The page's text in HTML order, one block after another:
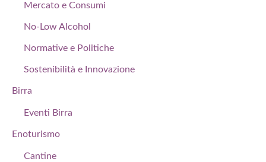
Mercato e Consumi
No-Low Alcohol
Normative e Politiche
Sostenibilità e Innovazione
Birra
Eventi Birra
Enoturismo
Cantine